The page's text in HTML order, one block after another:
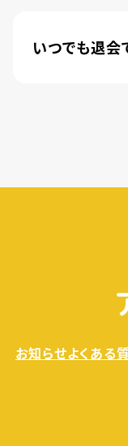
いつでも退会
お知らせよくある